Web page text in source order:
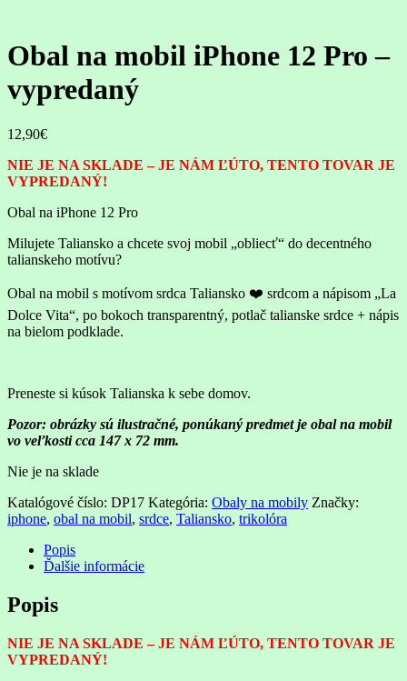
Obal na mobil iPhone 12 Pro –
vypredaný
12,90€
NIE JE NA SKLADE – JE NÁM ĽÚTO, TENTO TOVAR JE
VYPREDANÝ!
Obal na iPhone 12 Pro
Milujete Taliansko a chcete svoj mobil „obliecť“ do decentného
talianskeho motívu?
Obal na mobil s motívom srdca Taliansko ❤️ srdcom a nápisom „La
Dolce Vita“, po bokoch transparentný, potlač talianske srdce + nápis
na bielom podklade.
Preneste si kúsok Talianska k sebe domov.
Pozor: obrázky sú ilustračné, ponúkaný predmet je obal na mobil
vo veľkosti cca 147 x 72 mm.
Nie je na sklade
Katalógové číslo: DP17 Kategória: Obaly na mobily Značky:
iphone, obal na mobil, srdce, Taliansko, trikolóra
Popis
Ďalšie informácie
Popis
NIE JE NA SKLADE – JE NÁM ĽÚTO, TENTO TOVAR JE
VYPREDANÝ!